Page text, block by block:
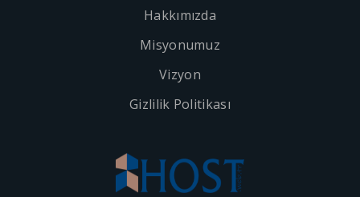
Hakkımızda
Misyonumuz
Vizyon
Gizlilik Politikası